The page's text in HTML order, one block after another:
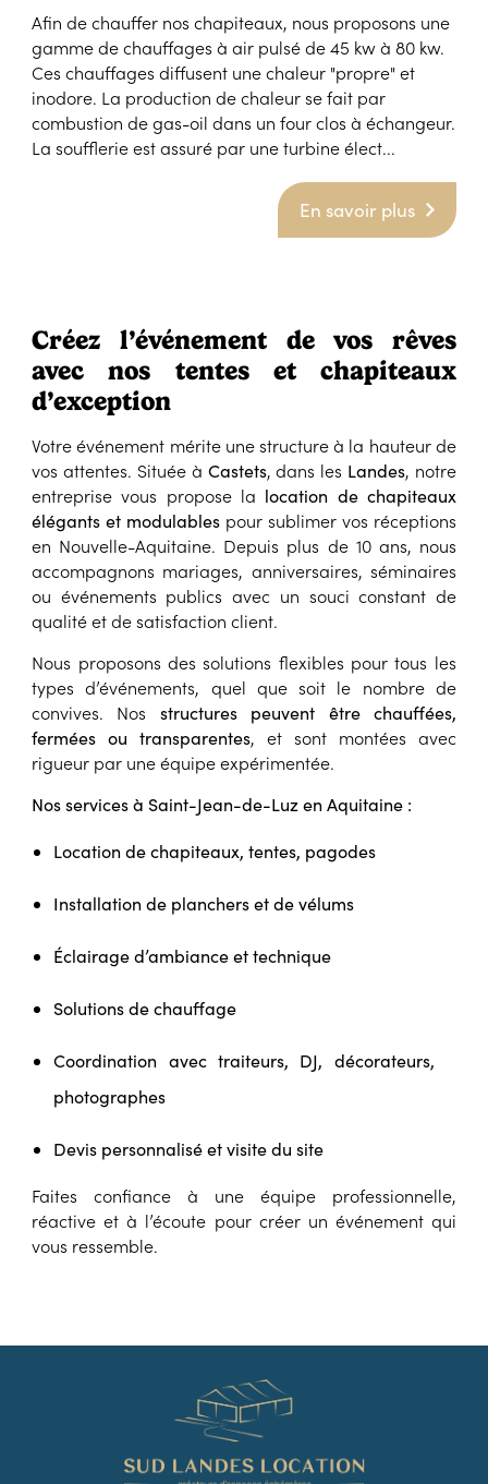
Afin de chauffer nos chapiteaux, nous proposons une
gamme de chauffages à air pulsé de 45 kw à 80 kw.
Ces chauffages diffusent une chaleur "propre" et
inodore. La production de chaleur se fait par
combustion de gas-oil dans un four clos à échangeur.
La soufflerie est assuré par une turbine élect...
En savoir plus
Créez l’événement de vos rêves
avec nos tentes et chapiteaux
d’exception
Votre événement mérite une structure à la hauteur de
vos attentes. Située à Castets, dans les Landes, notre
entreprise vous propose la location de chapiteaux
élégants et modulables pour sublimer vos réceptions
en Nouvelle-Aquitaine. Depuis plus de 10 ans, nous
accompagnons mariages, anniversaires, séminaires
ou événements publics avec un souci constant de
qualité et de satisfaction client.
Nous proposons des solutions flexibles pour tous les
types d’événements, quel que soit le nombre de
convives. Nos structures peuvent être chauffées,
fermées ou transparentes, et sont montées avec
rigueur par une équipe expérimentée.
Nos services à Saint-Jean-de-Luz en Aquitaine :
Location de chapiteaux, tentes, pagodes
Installation de planchers et de vélums
Éclairage d’ambiance et technique
Solutions de chauffage
Coordination avec traiteurs, DJ, décorateurs,
photographes
Devis personnalisé et visite du site
Faites confiance à une équipe professionnelle,
réactive et à l’écoute pour créer un événement qui
vous ressemble.